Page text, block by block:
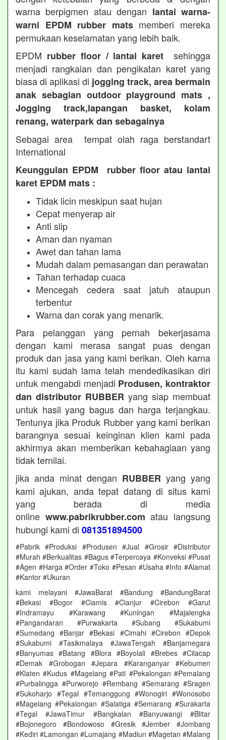
warna berpigmen atau dengan lantai warna-
warni EPDM rubber matsmemberi mereka
permukaan keselamatan yang lebih baik.
EPDM rubber floor / lantai karet sehingga
menjadi rangkaian dan pengikatan karet yang
biasa di aplikasi di jogging track, area bermain
anak sebagian outdoor playground mats ,
Jogging track,lapangan basket, kolam
renang, waterpark dan sebagainya
Sebagai area tempat olah raga berstandart
International
Keunggulan EPDM rubber floor atau lantai
karet EPDM mats :
Tidak licin meskipun saat hujan
Cepat menyerap air
Anti slip
Aman dan nyaman
Awet dan tahan lama
Mudah dalam pemasangan dan perawatan
Tahan terhadap cuaca
Mencegah cedera saat jatuh ataupun
terbentur
Warna dan corak yang menarik.
Para pelanggan yang pernah bekerjasama
dengan kami merasa sangat puas dengan
produk dan jasa yang kami berikan. Oleh karna
itu kami sudah lama telah mendedikasikan diri
untuk mengabdi menjadi Produsen, kontraktor
dan distributor RUBBER yang siap membuat
untuk hasil yang bagus dan harga terjangkau.
Tentunya jika Produk Rubber yang kami berikan
barangnya sesuai keinginan klien kami pada
akhirmya akan memberikan kebahagiaan yang
tidak ternilai.
jika anda minat dengan RUBBER yang yang
kami ajukan, anda tepat datang di situs kami
yang berada di media
online www.pabrikrubber.com atau langsung
hubungi kami di 081351894500
#Pabrik #Produksi #Produsen #Jual #Grosir #Distributor
#Murah #Berkualitas #Bagus #Terpercaya #Konveksi #Pusat
#Agen #Harga #Order #Toko #Pesan #Usaha #Info #Alamat
#Kantor #Ukuran
kami melayani #JawaBarat #Bandung #BandungBarat
#Bekasi #Bogor #Ciamis #Cianjur #Cirebon #Garut
#Indramayu #Karawang #Kuningan #Majalengka
#Pangandaran #Purwakarta #Subang #Sukabumi
#Sumedang #Banjar #Bekasi #Cimahi #Cirebon #Depok
#Sukabumi #Tasikmalaya #JawaTengah #Banjarnegara
#Banyumas #Batang #Blora #Boyolali #Brebes #Cilacap
#Demak #Grobogan #Jepara #Karanganyar #Kebumen
#Klaten #Kudus #Magelang #Pati #Pekalongan #Pemalang
#Purbalingga #Purworejo #Rembang #Semarang #Sragen
#Sukoharjo #Tegal #Temanggung #Wonogiri #Wonosobo
#Magelang #Pekalongan #Salatiga #Semarang #Surakarta
#Tegal #JawaTimur #Bangkalan #Banyuwangi #Blitar
#Bojonegoro #Bondowoso #Gresik #Jember #Jombang
#Kediri #Lamongan #Lumajang #Madiun #Magetan #Malang